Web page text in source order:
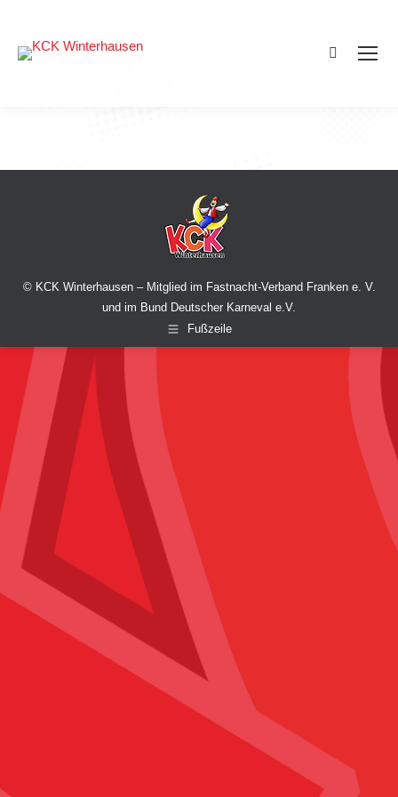
Search:
© KCK Winterhausen – Mitglied im Fastnacht-Verband Franken e. V.
und im Bund Deutscher Karneval e.V.
Fußzeile